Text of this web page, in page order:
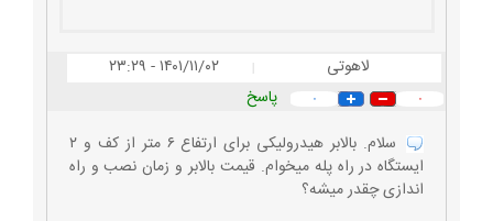
لاهوتی ۱۴۰۱/۱۱/۰۲ - ۲۳:۲۹
۰ ۰
پاسخ
سلام. بالابر هیدرولیکی برای ارتفاع ۶ متر از کف و ۲
ایستگاه در راه پله میخوام. قیمت بالابر و زمان نصب و راه
اندازی چقدر میشه؟